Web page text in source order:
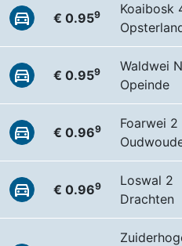
€ 0.959
Koaibosk
€ 0.959
Waldwei
Opeinde
€ 0.969
Foarwei 2
€ 0.969
Loswal 2
Drachten